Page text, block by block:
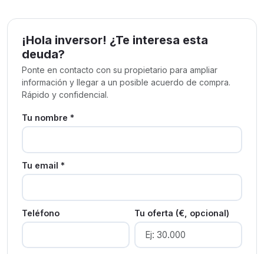
¡Hola inversor! ¿Te interesa esta
deuda?
Ponte en contacto con su propietario para ampliar
información y llegar a un posible acuerdo de compra.
Rápido y confidencial.
Tu nombre *
Tu email *
Teléfono Tu oferta (€, opcional)